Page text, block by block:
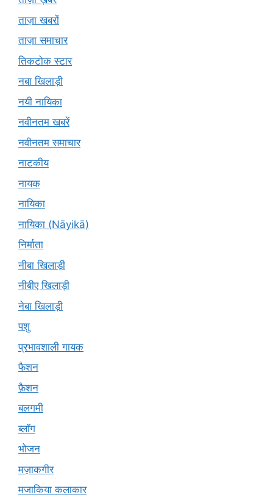
ताज़ा खबरों
ताज़ा समाचार
तिकटोक स्टार
नबा खिलाड़ी
नयी नायिका
नवीनतम खबरें
नवीनतम समाचार
नाटकीय
नायक
नायिका
नायिका (Nāyikā)
निर्माता
नीबा खिलाड़ी
नीबीए खिलाड़ी
नेबा खिलाड़ी
पशु
प्रभावशाली गायक
फैशन
फ़ैशन
बलगमी
ब्लॉग
भोजन
मज़ाकगीर
मजाकिया कलाकार